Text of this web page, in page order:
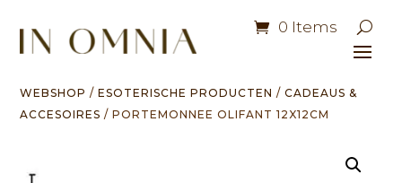
0 Items
WEBSHOP /ESOTERISCHE PRODUCTEN /CADEAUS &
ACCESOIRES / PORTEMONNEE OLIFANT 12X12CM